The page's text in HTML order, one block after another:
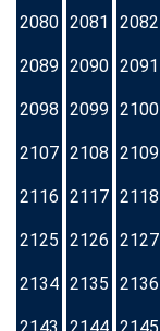
2080 2081 2082
2089 2090 2091
2098 2099 2100
2107 2108 2109
2116 2117 2118
2125 2126 2127
2134 2135 2136